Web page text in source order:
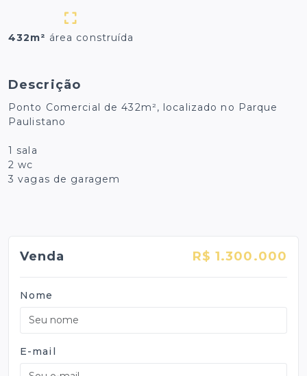
432m² área construída
Descrição
Ponto Comercial de 432m², localizado no Parque
Paulistano
1 sala
2 wc
3 vagas de garagem
Venda R$ 1.300.000
Nome
E-mail